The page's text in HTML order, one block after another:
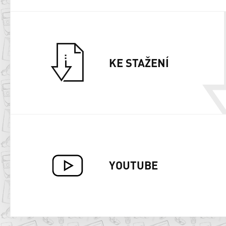
KE STAŽENÍ
YOUTUBE